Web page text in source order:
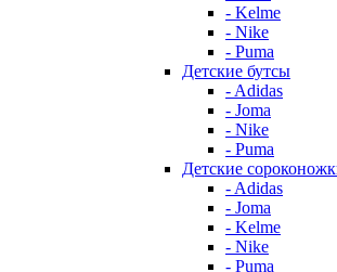
- Kelme
- Nike
- Puma
Детские бутсы
- Adidas
- Joma
- Nike
- Puma
Детские
- Adidas
- Joma
- Kelme
- Nike
- Puma